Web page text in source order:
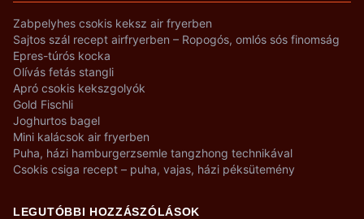
Zabpelyhes csokis keksz air fryerben
Sajtos szál recept airfryerben – Ropogós, omlós sós finomság
Epres-túrós kocka
Olívás fetás stangli
Apró csokis kekszgolyók
Gold Fischli
Joghurtos bagel
Mini kalácsok air fryerben
Puha, házi hamburgerzsemle tangzhong technikával
Csokis csiga recept – puha, vajas, házi péksütemény
LEGUTÓBBI HOZZÁSZÓLÁSOK